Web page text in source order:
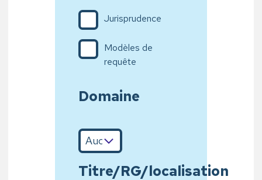
Jurisprudence
Modèles de
requête
Domaine
Titre/RG/localisation